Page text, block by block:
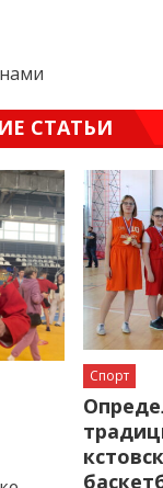
СТАТЬИ
Спорт